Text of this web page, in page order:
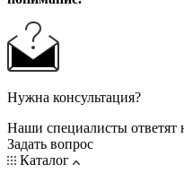
Нужна консультация?
Наши специалисты
Задать вопрос
Каталог